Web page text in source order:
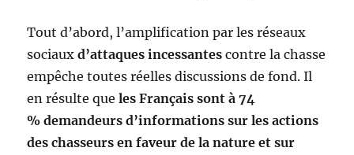
Tout d’abord, l’amplification par les réseaux
sociauxd’attaques incessantes contre la chasse
empêche toutes réelles discussions de fond. Il
en résulte queles Français sont à 74
% demandeurs d’informations sur les actions
des chasseurs en faveur de la nature et sur